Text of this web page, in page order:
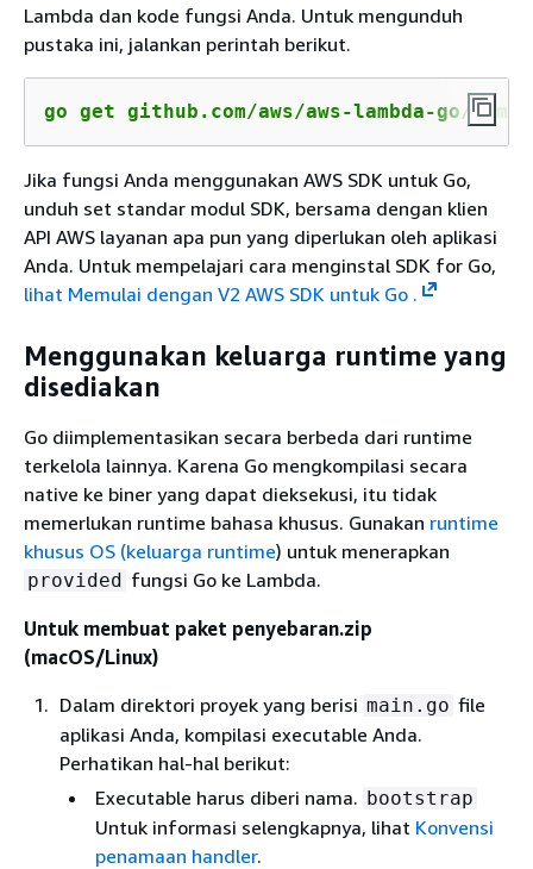
Lambda dan kode fungsi Anda. Untuk mengunduh
pustaka ini, jalankan perintah berikut.
go get github.com/aws/aws-lambda-go/
Jika fungsi Anda menggunakan AWS SDK untuk Go,
unduh set standar modul SDK, bersama dengan klien
API AWS layanan apa pun yang diperlukan oleh aplikasi
Anda. Untuk mempelajari cara menginstal SDK for Go,
lihat Memulai dengan V2 AWS SDK untuk Go .
Menggunakan keluarga runtime yang
disediakan
Go diimplementasikan secara berbeda dari runtime
terkelola lainnya. Karena Go mengkompilasi secara
native ke biner yang dapat dieksekusi, itu tidak
memerlukan runtime bahasa khusus. Gunakan runtime
khusus OS (keluarga runtime) untuk menerapkan
provided fungsi Go ke Lambda.
Untuk membuat paket penyebaran.zip
(macOS/Linux)
Dalam direktori proyek yang berisi main.go file
aplikasi Anda, kompilasi executable Anda.
Perhatikan hal-hal berikut:
Executable harus diberi nama. bootstrap
Untuk informasi selengkapnya, lihat Konvensi
penamaan handler.